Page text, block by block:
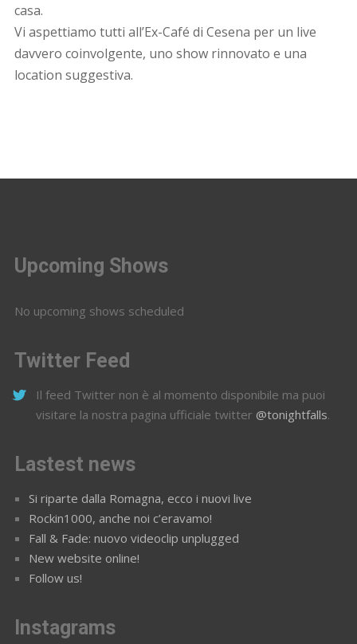
casa.
Vi aspettiamo tutti all’Ex-Café di Cesena per un live
davvero coinvolgente, uno show rinnovato e una
location suggestiva.
Upcoming Shows
No upcoming shows scheduled
Twitter Feed
Il feed Twitter non è al momento disponibile ma puoi
visitare la nostra pagina ufficiale twitter @tonightfalls.
Lastest news
Si riparte dalla Romagna, ecco i nuovi live
Rockin1000, anche noi c’eravamo!
Fall & Fade: nuovo videoclip unplugged
New website online!
Follow us!
Instagrams